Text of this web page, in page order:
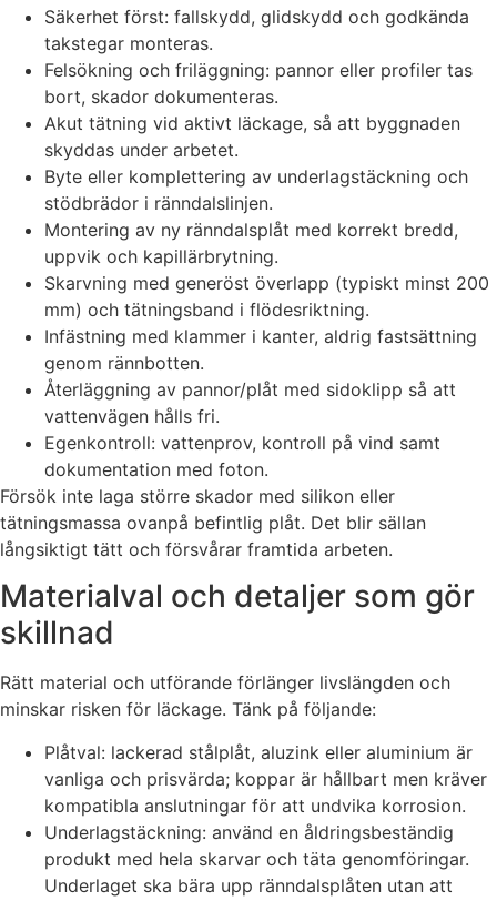
Säkerhet först: fallskydd, glidskydd och godkända
takstegar monteras.
Felsökning och friläggning: pannor eller profiler tas
bort, skador dokumenteras.
Akut tätning vid aktivt läckage, så att byggnaden
skyddas under arbetet.
Byte eller komplettering av underlagstäckning och
stödbrädor i ränndalslinjen.
Montering av ny ränndalsplåt med korrekt bredd,
uppvik och kapillärbrytning.
Skarvning med generöst överlapp (typiskt minst 200
mm) och tätningsband i flödesriktning.
Infästning med klammer i kanter, aldrig fastsättning
genom rännbotten.
Återläggning av pannor/plåt med sidoklipp så att
vattenvägen hålls fri.
Egenkontroll: vattenprov, kontroll på vind samt
dokumentation med foton.
Försök inte laga större skador med silikon eller
tätningsmassa ovanpå befintlig plåt. Det blir sällan
långsiktigt tätt och försvårar framtida arbeten.
Materialval och detaljer som gör
skillnad
Rätt material och utförande förlänger livslängden och
minskar risken för läckage. Tänk på följande:
Plåtval: lackerad stålplåt, aluzink eller aluminium är
vanliga och prisvärda; koppar är hållbart men kräver
kompatibla anslutningar för att undvika korrosion.
Underlagstäckning: använd en åldringsbeständig
produkt med hela skarvar och täta genomföringar.
Underlaget ska bära upp ränndalsplåten utan att